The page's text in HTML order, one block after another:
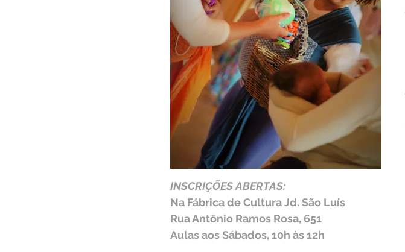
INSCRIÇÕES ABERTAS:
Na Fábrica de Cultura Jd. São Luís
Rua Antônio Ramos Rosa, 651
Aulas aos Sábados, 10h às 12h